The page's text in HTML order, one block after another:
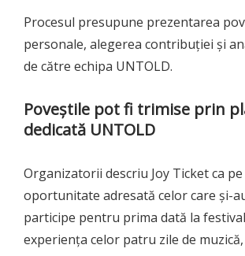
Procesul presupune prezentarea
personale, alegerea contribuției și
de către echipa UNTOLD.
Poveștile pot fi trimise prin
dedicată UNTOLD
Organizatorii descriu Joy Ticket ca pe
oportunitate adresată celor care și-
participe pentru prima dată la
experiența celor patru zile de